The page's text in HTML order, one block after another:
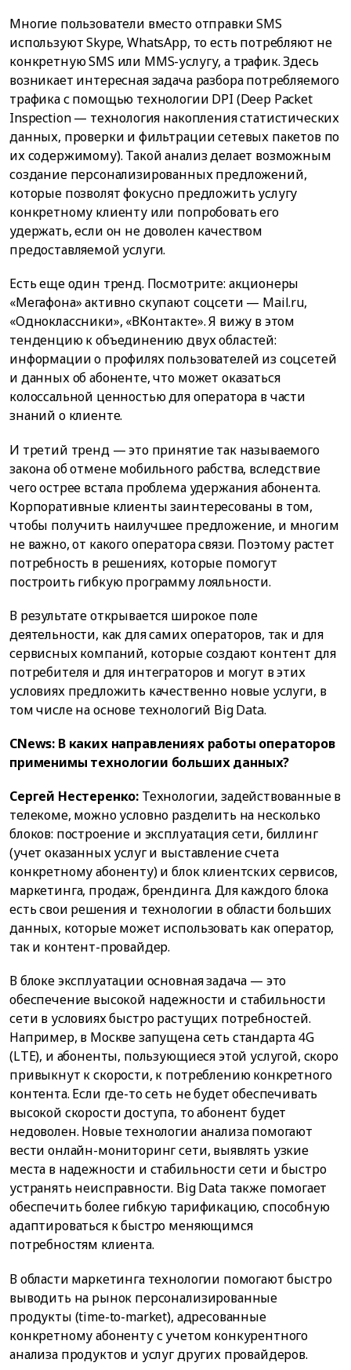
Многие пользователи вместо отправки SMS
используют Skype, WhatsApp, то есть потребляют не
конкретную SMS или MMS-услугу, а трафик. Здесь
возникает интересная задача разбора потребляемого
трафика с помощью технологии DPI (Deep Packet
Inspection — технология накопления статистических
данных, проверки и фильтрации сетевых пакетов по
их содержимому). Такой анализ делает возможным
создание персонализированных предложений,
которые позволят фокусно предложить услугу
конкретному клиенту или попробовать его
удержать, если он не доволен качеством
предоставляемой услуги.
Есть еще один тренд. Посмотрите: акционеры
«Мегафона» активно скупают соцсети — Mail.ru,
«Одноклассники», «ВКонтакте». Я вижу в этом
тенденцию к объединению двух областей:
информации о профилях пользователей из соцсетей
и данных об абоненте, что может оказаться
колоссальной ценностью для оператора в части
знаний о клиенте.
И третий тренд — это принятие так называемого
закона об отмене мобильного рабства, вследствие
чего острее встала проблема удержания абонента.
Корпоративные клиенты заинтересованы в том,
чтобы получить наилучшее предложение, и многим
не важно, от какого оператора связи. Поэтому растет
потребность в решениях, которые помогут
построить гибкую программу лояльности.
В результате открывается широкое поле
деятельности, как для самих операторов, так и для
сервисных компаний, которые создают контент для
потребителя и для интеграторов и могут в этих
условиях предложить качественно новые услуги, в
том числе на основе технологий Big Data.
CNews: В каких направлениях работы операторов
применимы технологии больших данных?
Сергей Нестеренко: Технологии, задействованные в
телекоме, можно условно разделить на несколько
блоков: построение и эксплуатация сети, биллинг
(учет оказанных услуг и выставление счета
конкретному абоненту) и блок клиентских сервисов,
маркетинга, продаж, брендинга. Для каждого блока
есть свои решения и технологии в области больших
данных, которые может использовать как оператор,
так и контент-провайдер.
В блоке эксплуатации основная задача — это
обеспечение высокой надежности и стабильности
сети в условиях быстро растущих потребностей.
Например, в Москве запущена сеть стандарта 4G
(LTE), и абоненты, пользующиеся этой услугой, скоро
привыкнут к скорости, к потреблению конкретного
контента. Если где-то сеть не будет обеспечивать
высокой скорости доступа, то абонент будет
недоволен. Новые технологии анализа помогают
вести онлайн-мониторинг сети, выявлять узкие
места в надежности и стабильности сети и быстро
устранять неисправности. Big Data также помогает
обеспечить более гибкую тарификацию, способную
адаптироваться к быстро меняющимся
потребностям клиента.
В области маркетинга технологии помогают быстро
выводить на рынок персонализированные
продукты (time-to-market), адресованные
конкретному абоненту с учетом конкурентного
анализа продуктов и услуг других провайдеров.